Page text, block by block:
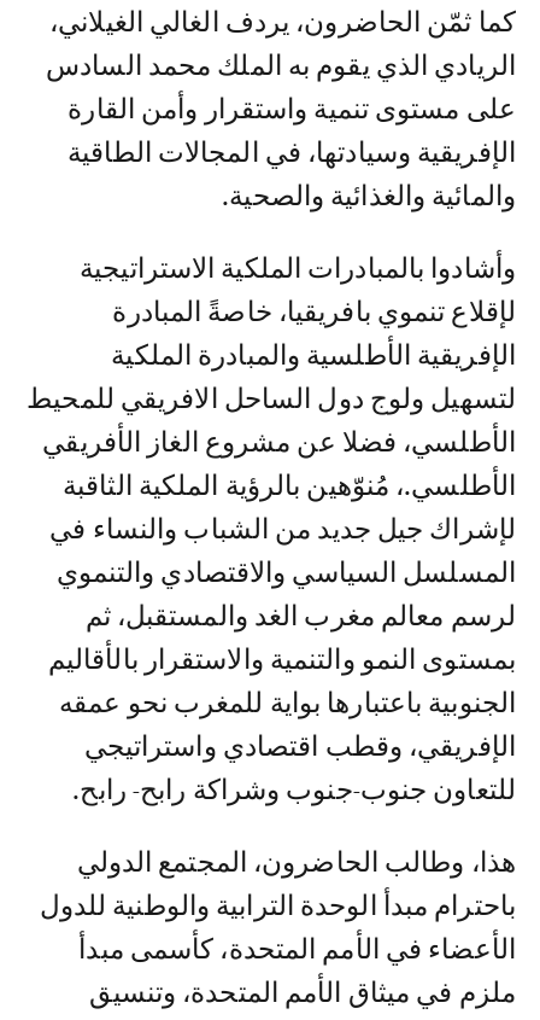
كما ثمّن الحاضرون، يردف الغالي الغيلاني،
الريادي الذي يقوم به الملك محمد السادس
على مستوى تنمية واستقرار وأمن القارة
الإفريقية وسيادتها، في المجالات الطاقية
والمائية والغذائية والصحية.
وأشادوا بالمبادرات الملكية الاستراتيجية
لإقلاع تنموي بافريقيا، خاصةً المبادرة
الإفريقية الأطلسية والمبادرة الملكية
لتسهيل ولوج دول الساحل الافريقي للمحيط
الأطلسي، فضلا عن مشروع الغاز الأفريقي
الأطلسي.، مُنوّهين بالرؤية الملكية الثاقبة
لإشراك جيل جديد من الشباب والنساء في
المسلسل السياسي والاقتصادي والتنموي
لرسم معالم مغرب الغد والمستقبل، ثم
بمستوى النمو والتنمية والاستقرار بالأقاليم
الجنوبية باعتبارها بواية للمغرب نحو عمقه
الإفريقي، وقطب اقتصادي واستراتيجي
للتعاون جنوب-جنوب وشراكة رابح- رابح.
هذا، وطالب الحاضرون، المجتمع الدولي
باحترام مبدأ الوحدة الترابية والوطنية للدول
الأعضاء في الأمم المتحدة، كأسمى مبدأ
ملزم في ميثاق الأمم المتحدة، وتنسيق